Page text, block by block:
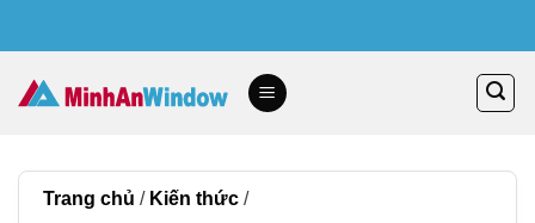
content
Trang chủ / Kiến thức /